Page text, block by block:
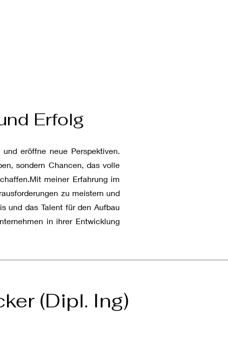
Erfolg
eröffne neue Perspektiven.
sondern Chancen, das volle
meiner Erfahrung im
zu meistern und
und das Talent für den Aufbau
in ihrer Entwicklung
(Dipl. Ing)